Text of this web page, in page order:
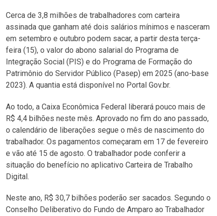
Cerca de 3,8 milhões de trabalhadores com carteira
assinada que ganham até dois salários mínimos e nasceram
em setembro e outubro podem sacar, a partir desta terça-
feira (15), o valor do abono salarial do Programa de
Integração Social (PIS) e do Programa de Formação do
Patrimônio do Servidor Público (Pasep) em 2025 (ano-base
2023). A quantia está disponível no Portal Gov.br.
Ao todo, a Caixa Econômica Federal liberará pouco mais de
R$ 4,4 bilhões neste mês. Aprovado no fim do ano passado,
o calendário de liberações segue o mês de nascimento do
trabalhador. Os pagamentos começaram em 17 de fevereiro
e vão até 15 de agosto. O trabalhador pode conferir a
situação do benefício no aplicativo Carteira de Trabalho
Digital.
Neste ano, R$ 30,7 bilhões poderão ser sacados. Segundo o
Conselho Deliberativo do Fundo de Amparo ao Trabalhador